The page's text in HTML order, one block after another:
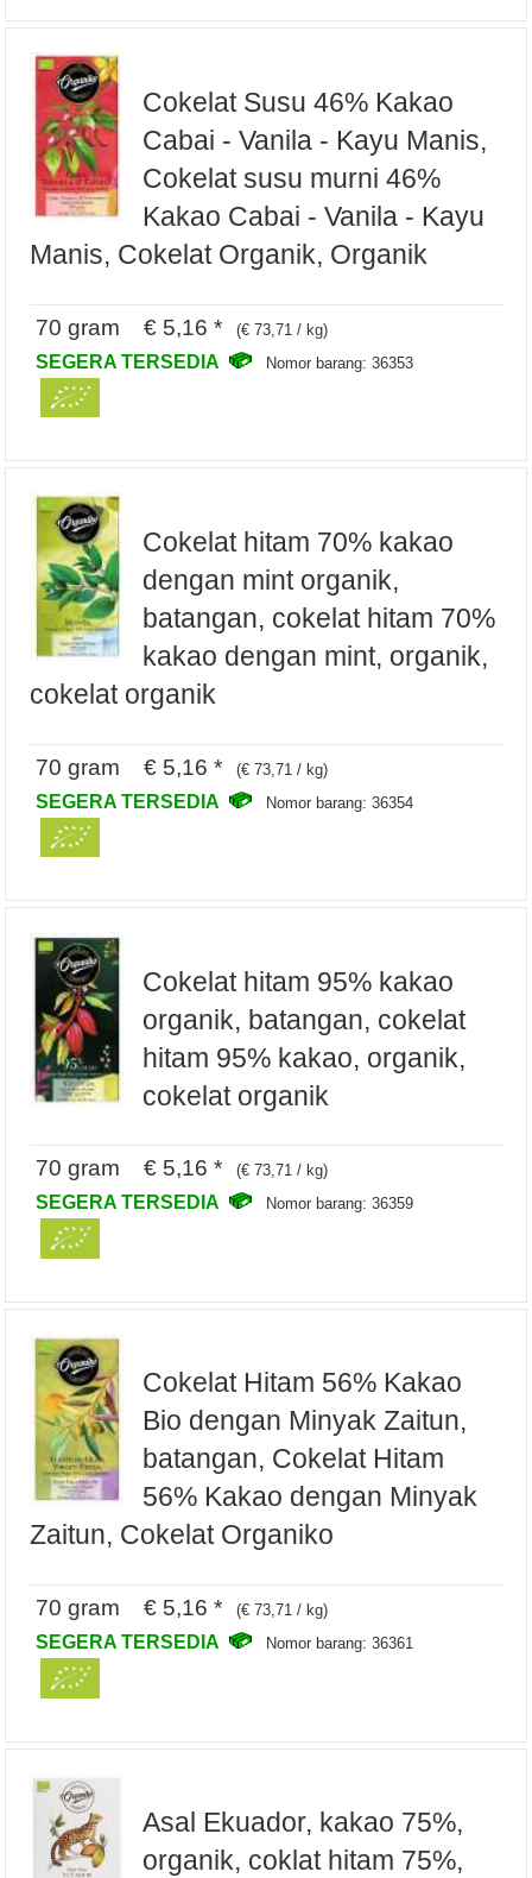
Cokelat Susu 46% Kakao
Cabai - Vanila - Kayu Manis,
Cokelat susu murni 46%
Kakao Cabai - Vanila - Kayu
Manis, Cokelat Organik, Organik
70 gram € 5,16 * (€ 73,71 / kg)
SEGERA TERSEDIA Nomor barang: 36353
Cokelat hitam 70% kakao
dengan mint organik,
batangan, cokelat hitam 70%
kakao dengan mint, organik,
cokelat organik
70 gram € 5,16 * (€ 73,71 / kg)
SEGERA TERSEDIA Nomor barang: 36354
Cokelat hitam 95% kakao
organik, batangan, cokelat
hitam 95% kakao, organik,
cokelat organik
70 gram € 5,16 * (€ 73,71 / kg)
SEGERA TERSEDIA Nomor barang: 36359
Cokelat Hitam 56% Kakao
Bio dengan Minyak Zaitun,
batangan, Cokelat Hitam
56% Kakao dengan Minyak
Zaitun, Cokelat Organiko
70 gram € 5,16 * (€ 73,71 / kg)
SEGERA TERSEDIA Nomor barang: 36361
Asal Ekuador, kakao 75%,
organik, coklat hitam 75%,